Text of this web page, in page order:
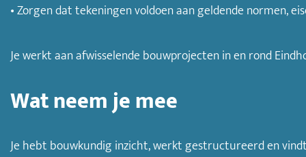
• Zorgen dat tekeningen voldoen aan geldende normen,
Je werkt aan afwisselende bouwprojecten in en rond
Wat neem je mee
Je hebt bouwkundig inzicht, werkt gestructureerd en